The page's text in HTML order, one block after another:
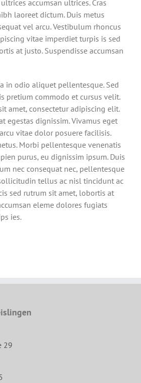
accumsan ultrices. Cras
laoreet dictum. Duis metus
vel arcu. Vestibulum rhoncus
vitae imperdiet turpis is sed
at justo. Suspendisse accumsan
in odio aliquet pellentesque. Sed
pretium commodo et cursus velit.
amet, consectetur adipiscing elit.
egestas dignissim. Vivamus eget
vitae dolor posuere facilisis.
Morbi pellentesque venenatis
purus, eu dignissim ipsum. Duis
nec consequat nec, pellentesque
tellus ac nisl tincidunt ac
sed rutrum sit amet, lobortis at
eleme dolores fugiats
ies.
29